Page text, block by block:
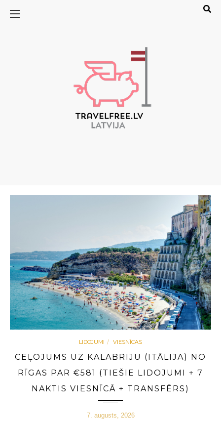
LIDOJUMI VIESNĪCAS
CEĻOJUMS UZ KALABRIJU (ITĀLIJA) NO
RĪGAS PAR €581 (TIEŠIE LIDOJUMI + 7
NAKTIS VIESNĪCĀ + TRANSFĒRS)
7. augusts, 2026